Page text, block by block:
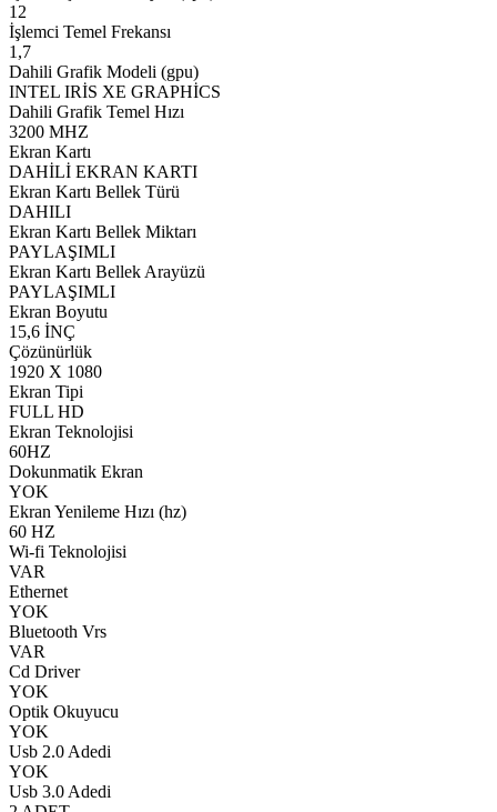
12
İşlemci Temel Frekansı
1,7
Dahili Grafik Modeli (gpu)
INTEL IRİS XE GRAPHİCS
Dahili Grafik Temel Hızı
3200 MHZ
Ekran Kartı
DAHİLİ EKRAN KARTI
Ekran Kartı Bellek Türü
DAHILI
Ekran Kartı Bellek Miktarı
PAYLAŞIMLI
Ekran Kartı Bellek Arayüzü
PAYLAŞIMLI
Ekran Boyutu
15,6 İNÇ
Çözünürlük
1920 X 1080
Ekran Tipi
FULL HD
Ekran Teknolojisi
60HZ
Dokunmatik Ekran
YOK
Ekran Yenileme Hızı (hz)
60 HZ
Wi-fi Teknolojisi
VAR
Ethernet
YOK
Bluetooth Vrs
VAR
Cd Driver
YOK
Optik Okuyucu
YOK
Usb 2.0 Adedi
YOK
Usb 3.0 Adedi